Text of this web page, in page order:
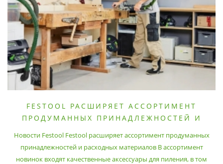
FESTOOL РАСШИРЯЕТ АССОРТИМЕНТ
ПРОДУМАННЫХ ПРИНАДЛЕЖНОСТЕЙ И
Новости Festool Festool расширяет ассортимент продуманных
принадлежностей и расходных материалов В ассортимент
новинок входят качественные аксессуары для пиления, в том